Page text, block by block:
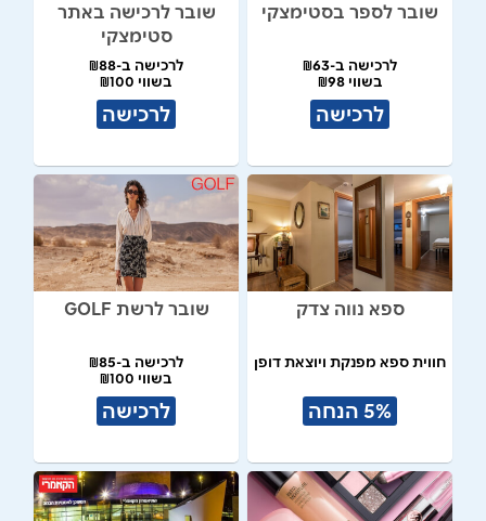
שובר לספר בסטימצקי
לרכישה ב-₪63
בשווי ₪98
לרכישה
שובר לרכישה באתר
סטימצקי
לרכישה ב-₪88
בשווי ₪100
לרכישה
ספא נווה צדק
חווית ספא מפנקת ויוצאת דופן
5% הנחה
שובר לרשת GOLF
לרכישה ב-₪85
בשווי ₪100
לרכישה